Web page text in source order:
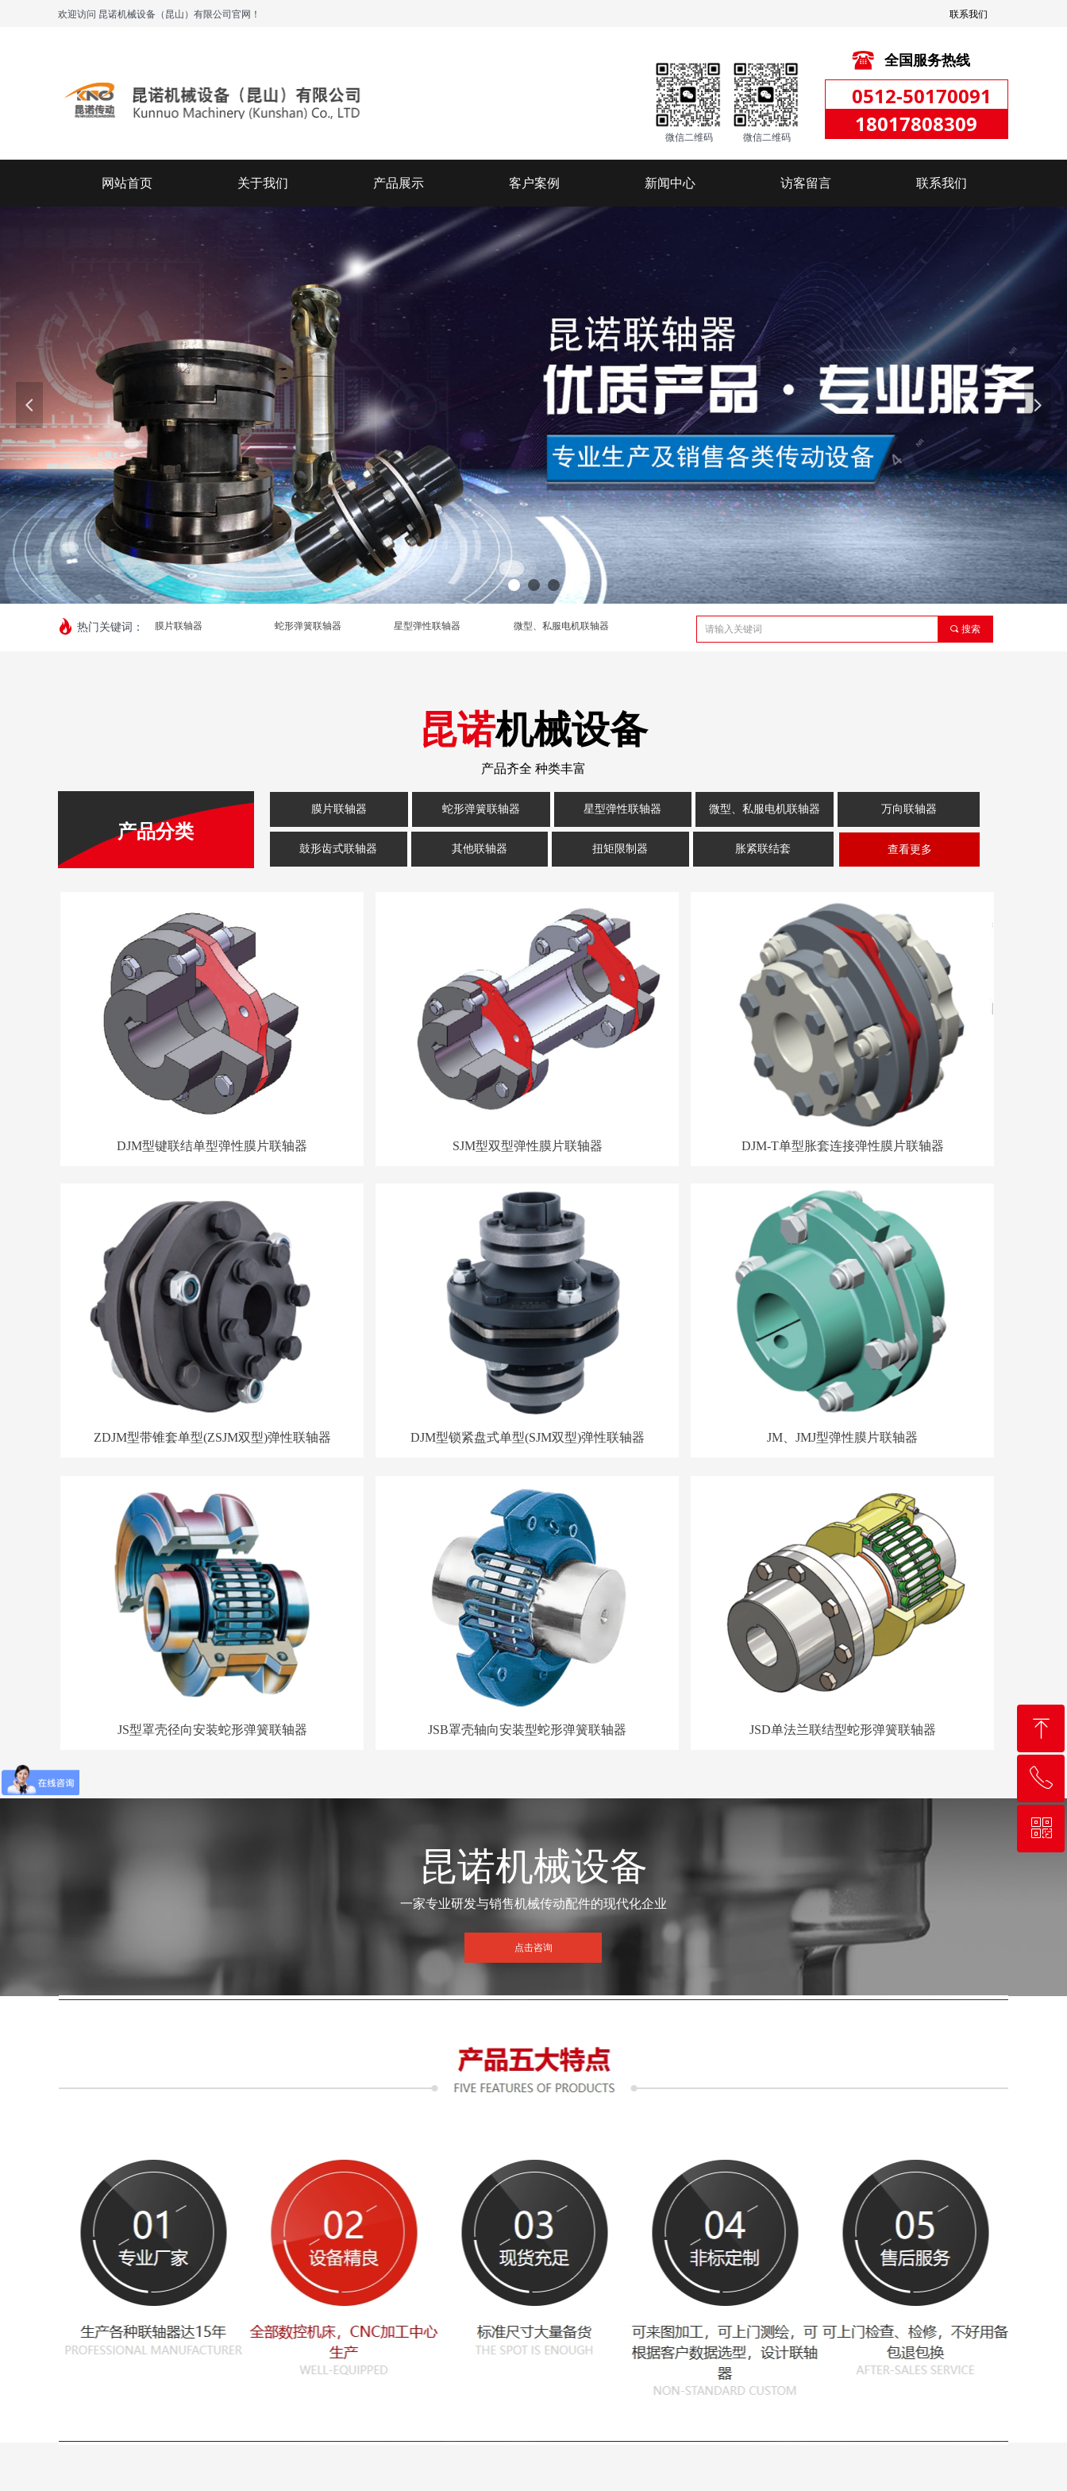
넳 넲
全国服务热线
0512-50170091
18017808309
微信二维码
微信二维码
网站首页 关于我们 产品展示 客户案例 新闻中心 访客留言 联系我们
欢迎访问 昆诺机械设备（昆山）有限公司官网！ 联系我们
热门关键词： 膜片联轴器 蛇形弹簧联轴器 星型弹性联轴器 微型、私服电机联轴器 끠 搜索
昆诺机械设备
产品齐全 种类丰富
膜片联轴器 蛇形弹簧联轴器 星型弹性联轴器 微型、私服电机联轴器 万向联轴器
DJM型键联结单型弹性膜片联轴器 SJM型双型弹性膜片联轴器 DJM-T单型胀套连接弹性膜片联轴器
ZDJM型带锥套单型(ZSJM双型)弹性联轴器 DJM型锁紧盘式单型(SJM双型)弹性联轴器 JM、JMJ型弹性膜片联轴器
JS型罩壳径向安装蛇形弹簧联轴器 JSB罩壳轴向安装型蛇形弹簧联轴器 JSD单法兰联结型蛇形弹簧联轴器
产品分类
鼓形齿式联轴器 其他联轴器 扭矩限制器 胀紧联结套 查看更多
昆诺机械设备
一家专业研发与销售机械传动配件的现代化企业
点击咨询
ꁸ
回到顶部
ꂅ
18017808309
ꀥ